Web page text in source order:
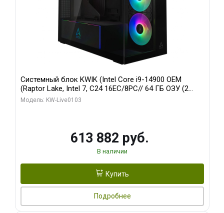
Системный блок KWIK (Intel Core i9-14900 OEM
(Raptor Lake, Intel 7, C24 16EC/8PC// 64 ГБ ОЗУ (2
модуля)/ Afox RTX4090 24GB GDDR6X 384-Bit 3xDP
Модель: KW-Live0103
613 882 руб.
В наличии
Купить
Подробнее